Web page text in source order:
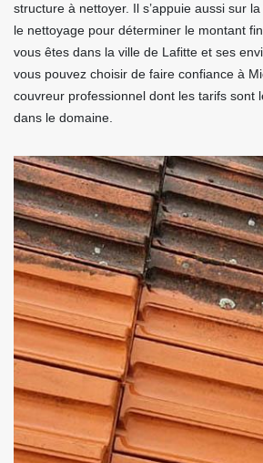
structure à nettoyer. Il s’appuie aussi sur
le nettoyage pour déterminer le montant
vous êtes dans la ville de Lafitte et ses
vous pouvez choisir de faire confiance à
couvreur professionnel dont les tarifs sont
dans le domaine.